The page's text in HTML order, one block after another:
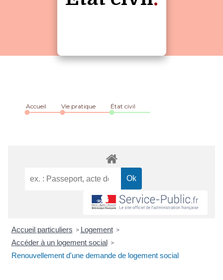
Accueil Vie pratique État civil
Accueil particuliers > Logement >
Accéder à un logement social >
Renouvellement d'une demande de logement social